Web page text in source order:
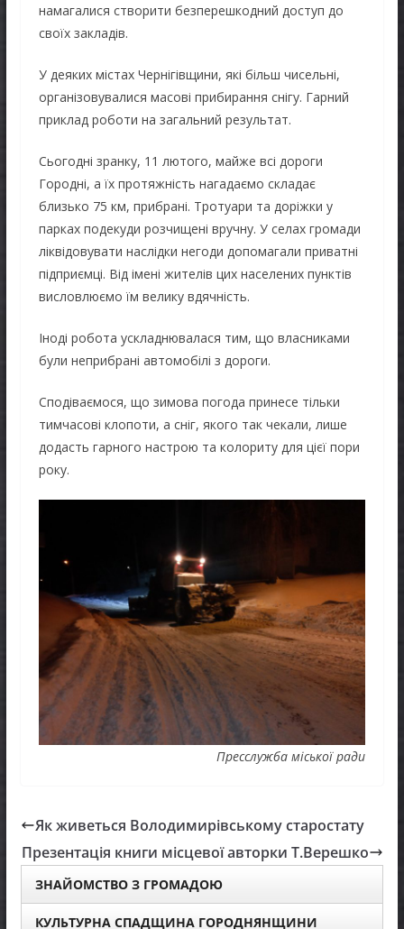
намагалися створити безперешкодний доступ до
своїх закладів.
У деяких містах Чернігівщини, які більш чисельні,
організовувалися масові прибирання снігу. Гарний
приклад роботи на загальний результат.
Сьогодні зранку, 11 лютого, майже всі дороги
Городні, а їх протяжність нагадаємо складає
близько 75 км, прибрані. Тротуари та доріжки у
парках подекуди розчищені вручну. У селах громади
ліквідовувати наслідки негоди допомагали приватні
підприємці. Від імені жителів цих населених пунктів
висловлюємо їм велику вдячність.
Іноді робота ускладнювалася тим, що власниками
були неприбрані автомобілі з дороги.
Сподіваємося, що зимова погода принесе тільки
тимчасові клопоти, а сніг, якого так чекали, лише
додасть гарного настрою та колориту для цієї пори
року.
Пресслужба міської ради
Як живеться Володимирівському старостату
Презентація книги місцевої авторки Т.Верешко
ЗНАЙОМСТВО З ГРОМАДОЮ
КУЛЬТУРНА СПАДЩИНА ГОРОДНЯНЩИНИ